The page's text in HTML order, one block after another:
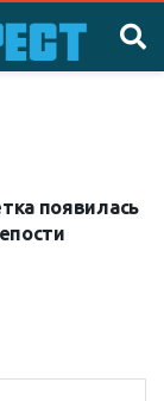
появилась